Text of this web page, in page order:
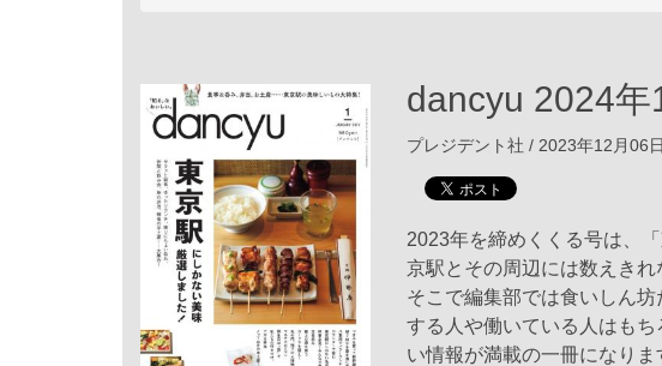
dancyu 2024年
プレジデント社 / 2023年12月06
2023年を締めくくる号は、
京駅とその周辺には数えきれ
そこで編集部では食いしん
する人や働いている人はも
い情報が満載の一冊になりま